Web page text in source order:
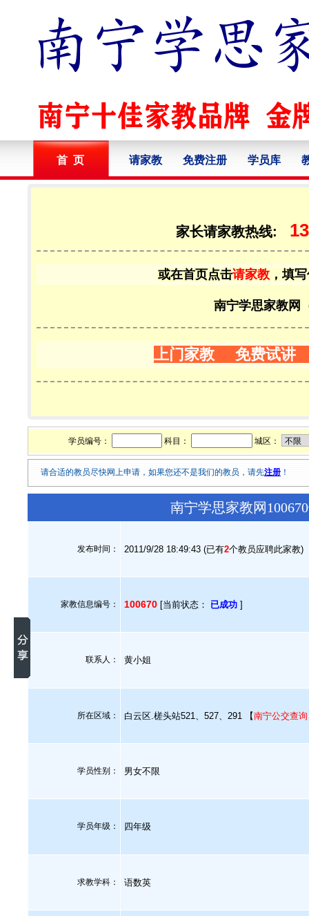
首 页 请家教 免费注册 学员库
家长请家教热线:
或在首页点击请家教 ，填
南宁学思家教网
上门家教 免费试讲
学员编号： 科目： 城区：
请合适的教员尽快网上申请，如果您还不是我们的教员，请先注册 ！
南宁学思家教网
发布时间： 2011/9/28 18:49:43 (已有2个教员应聘此家教)
家教信息编号： 100670 [当前状态： 已成功 ]
联系人： 黄小姐
所在区域： 白云区.槎头站521、527、291 【南宁公交查询
学员性别： 男女不限
学员年级： 四年级
求教学科： 语数英